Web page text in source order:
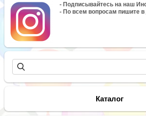
- Подписывайтесь на наш
- По всем вопросам пишите в
Каталог